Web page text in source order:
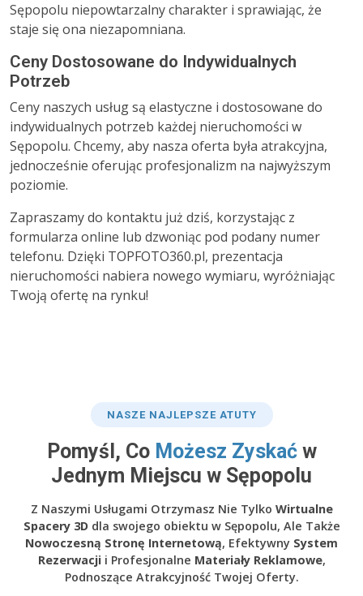
Sępopolu niepowtarzalny charakter i sprawiając, że
staje się ona niezapomniana.
Ceny Dostosowane do Indywidualnych
Potrzeb
Ceny naszych usług są elastyczne i dostosowane do
indywidualnych potrzeb każdej nieruchomości w
Sępopolu. Chcemy, aby nasza oferta była atrakcyjna,
jednocześnie oferując profesjonalizm na najwyższym
poziomie.
Zapraszamy do kontaktu już dziś, korzystając z
formularza online lub dzwoniąc pod podany numer
telefonu. Dzięki TOPFOTO360.pl, prezentacja
nieruchomości nabiera nowego wymiaru, wyróżniając
Twoją ofertę na rynku!
NASZE NAJLEPSZE ATUTY
Pomyśl, Co Możesz Zyskaćw
Jednym Miejscu w Sępopolu
Z Naszymi Usługami Otrzymasz Nie Tylko Wirtualne
Spacery 3Ddla swojego obiektu w Sępopolu, Ale Także
Nowoczesną Stronę Internetową, Efektywny System
Rezerwacjii Profesjonalne Materiały Reklamowe,
Podnoszące Atrakcyjność Twojej Oferty.